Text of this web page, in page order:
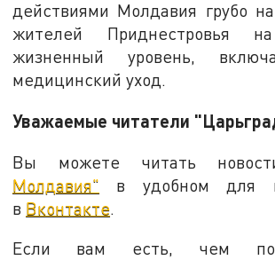
действиями Молдавия грубо
жителей Приднестровья
жизненный уровень,
медицинский уход.
Уважаемые читатели
Вы можете читать
Молдавия" в удобном для
в Вконтакте.
Если вам есть, чем